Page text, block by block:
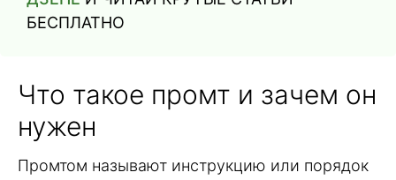
БЕСПЛАТНО
Что такое промт и зачем он
нужен
Промтом называют инструкцию или порядок